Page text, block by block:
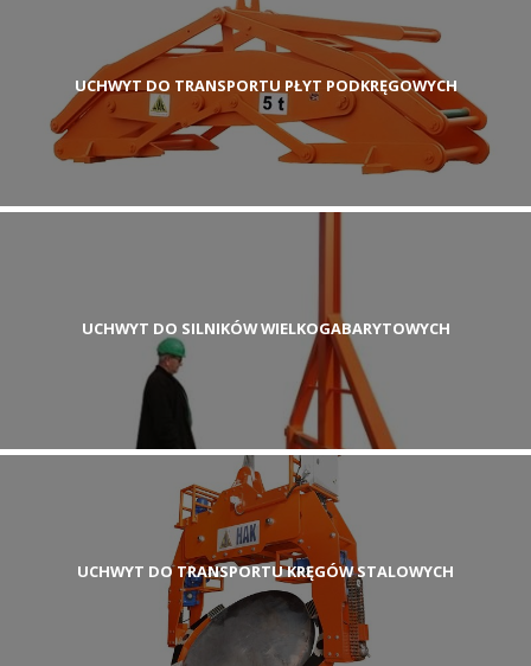
UCHWYT DO TRANSPORTU PŁYT PODKRĘGOWYCH
UCHWYT DO SILNIKÓW WIELKOGABARYTOWYCH
UCHWYT DO TRANSPORTU KRĘGÓW STALOWYCH